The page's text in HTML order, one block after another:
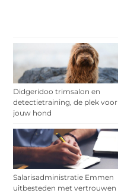
Didgeridoo trimsalon en
detectietraining, de plek voor
jouw hond
Salarisadministratie Emmen
uitbesteden met vertrouwen